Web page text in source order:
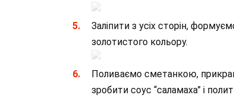
Заліпити з усіх сторін,
золотистого кольору.
Поливаємо сметанкою,
зробити соус “саламаха” і